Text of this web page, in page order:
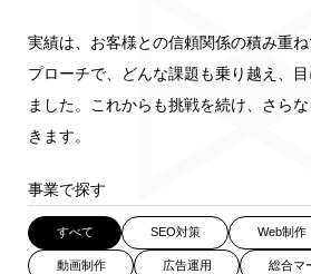
実績は、お客様との信頼関係の積み重
プローチで、どんな課題も乗り越え、
ました。
これからも挑戦を続け、さら
きます。
事業で探す
すべて SEO対策 Web制作
動画制作 広告運用 総合マ